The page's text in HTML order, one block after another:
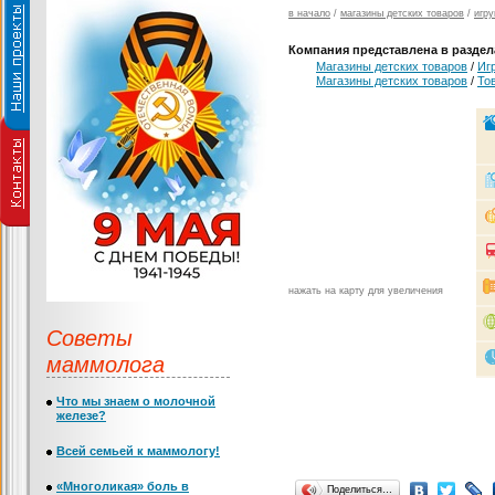
в начало / магазины детских товаров /
Компания представлена в
Магазины детских товаров /
Магазины детских товаров /
нажать на карту для увеличения
Поделиться…
Советы
маммолога
Что мы знаем о молочной
железе?
Всей семьей к маммологу!
«Многоликая» боль в